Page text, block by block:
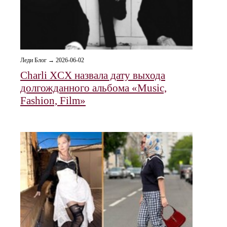
Леди Блог → 2026-06-02
Charli XCX назвала дату выхода
долгожданного альбома «Music,
Fashion, Film»